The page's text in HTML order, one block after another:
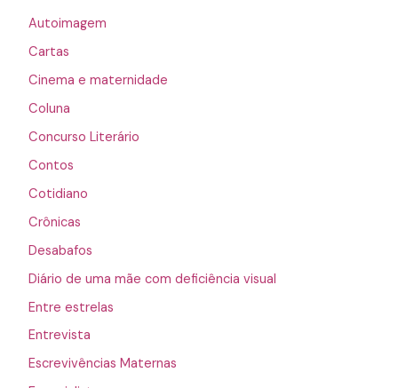
Autoimagem
Cartas
Cinema e maternidade
Coluna
Concurso Literário
Contos
Cotidiano
Crônicas
Desabafos
Diário de uma mãe com deficiência visual
Entre estrelas
Entrevista
Escrevivências Maternas